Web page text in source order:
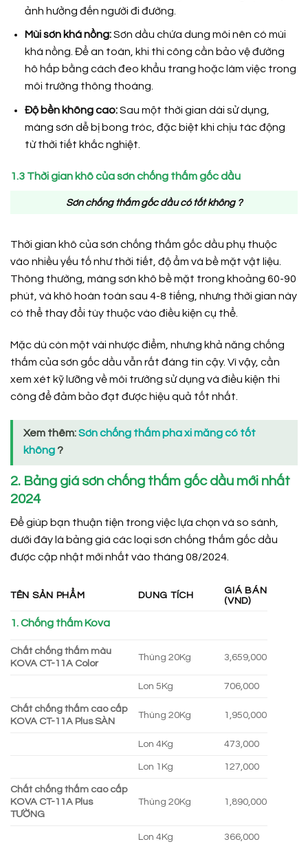
ảnh hưởng đến người đi đường.
Mùi sơn khá nồng:Sơn dầu chứa dung môi nên có mùi
khá nồng. Để an toàn, khi thi công cần bảo vệ đường
hô hấp bằng cách đeo khẩu trang hoặc làm việc trong
môi trường thông thoáng.
Độ bền không cao:Sau một thời gian dài sử dụng,
màng sơn dễ bị bong tróc, đặc biệt khi chịu tác động
từ thời tiết khắc nghiệt.
1.3 Thời gian khô của sơn chống thấm gốc dầu
Sơn chống thấm gốc dầu có tốt không ?
Thời gian khô của sơn chống thấm gốc dầu phụ thuộc
vào nhiều yếu tố như thời tiết, độ ẩm và bề mặt vật liệu.
Thông thường, màng sơn khô bề mặt trong khoảng 60-90
phút, và khô hoàn toàn sau 4-8 tiếng, nhưng thời gian này
có thể thay đổi tùy thuộc vào điều kiện cụ thể.
Mặc dù còn một vài nhược điểm, nhưng khả năng chống
thấm của sơn gốc dầu vẫn rất đáng tin cậy. Vì vậy, cần
xem xét kỹ lưỡng về môi trường sử dụng và điều kiện thi
công để đảm bảo đạt được hiệu quả tốt nhất.
Xem thêm:Sơn chống thấm pha xi măng có tốt
không ?
2. Bảng giá sơn chống thấm gốc dầu mới nhất
2024
Để giúp bạn thuận tiện trong việc lựa chọn và so sánh,
dưới đây là bảng giá các loại sơn chống thấm gốc dầu
được cập nhật mới nhất vào tháng 08/2024.
TÊN SẢN PHẨM DUNG TÍCH
GIÁ BÁN
(VND)
1. Chống thấm Kova
Chất chống thấm màu
KOVA CT-11A Color
Thùng 20Kg 3,659,000
Lon 5Kg 706,000
Chất chống thấm cao cấp
KOVA CT-11A Plus SÀN
Thùng 20Kg 1,950,000
Lon 4Kg 473,000
Lon 1Kg 127,000
Chất chống thấm cao cấp
KOVA CT-11A Plus
TƯỜNG
Thùng 20Kg 1,890,000
Lon 4Kg 366,000